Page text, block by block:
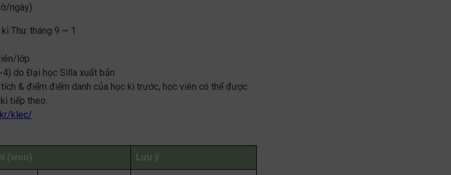
ngày)
Thu: tháng 9 ~ 1
lớp
do Đại học Silla xuất bản
& điểm điểm danh của học kì trước, học viên có thể được
tiếp theo.
klec/
(won) Lưu ý